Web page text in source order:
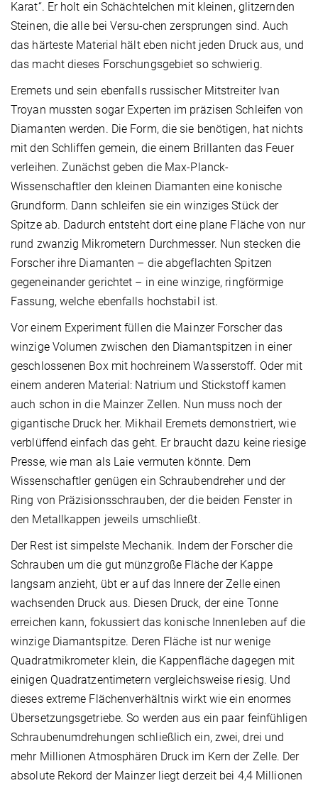
Karat“. Er holt ein Schächtelchen mit kleinen, glitzernden
Steinen, die alle bei Versu-chen zersprungen sind. Auch
das härteste Material hält eben nicht jeden Druck aus, und
das macht dieses Forschungsgebiet so schwierig.
Eremets und sein ebenfalls russischer Mitstreiter Ivan
Troyan mussten sogar Experten im präzisen Schleifen von
Diamanten werden. Die Form, die sie benötigen, hat nichts
mit den Schliffen gemein, die einem Brillanten das Feuer
verleihen. Zunächst geben die Max-Planck-
Wissenschaftler den kleinen Diamanten eine konische
Grundform. Dann schleifen sie ein winziges Stück der
Spitze ab. Dadurch entsteht dort eine plane Fläche von nur
rund zwanzig Mikrometern Durchmesser. Nun stecken die
Forscher ihre Diamanten – die abgeflachten Spitzen
gegeneinander gerichtet – in eine winzige, ringförmige
Fassung, welche ebenfalls hochstabil ist.
Vor einem Experiment füllen die Mainzer Forscher das
winzige Volumen zwischen den Diamantspitzen in einer
geschlossenen Box mit hochreinem Wasserstoff. Oder mit
einem anderen Material: Natrium und Stickstoff kamen
auch schon in die Mainzer Zellen. Nun muss noch der
gigantische Druck her. Mikhail Eremets demonstriert, wie
verblüffend einfach das geht. Er braucht dazu keine riesige
Presse, wie man als Laie vermuten könnte. Dem
Wissenschaftler genügen ein Schraubendreher und der
Ring von Präzisionsschrauben, der die beiden Fenster in
den Metallkappen jeweils umschließt.
Der Rest ist simpelste Mechanik. Indem der Forscher die
Schrauben um die gut münzgroße Fläche der Kappe
langsam anzieht, übt er auf das Innere der Zelle einen
wachsenden Druck aus. Diesen Druck, der eine Tonne
erreichen kann, fokussiert das konische Innenleben auf die
winzige Diamantspitze. Deren Fläche ist nur wenige
Quadratmikrometer klein, die Kappenfläche dagegen mit
einigen Quadratzentimetern vergleichsweise riesig. Und
dieses extreme Flächenverhältnis wirkt wie ein enormes
Übersetzungsgetriebe. So werden aus ein paar feinfühligen
Schraubenumdrehungen schließlich ein, zwei, drei und
mehr Millionen Atmosphären Druck im Kern der Zelle. Der
absolute Rekord der Mainzer liegt derzeit bei 4,4 Millionen